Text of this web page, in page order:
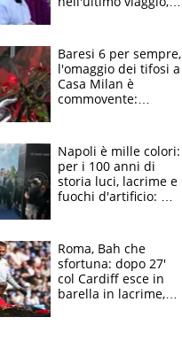
circondati
dall'affetto dei tifosi
Baresi 6 per sempre,
l'omaggio dei tifosi a
Casa Milan è
commovente:
bigliettini
Napoli è mille colori:
per i 100 anni di
storia luci, lacrime e
fuochi d'artificio: De
Roma, Bah che
sfortuna: dopo 27'
col Cardiff esce in
barella in lacrime,